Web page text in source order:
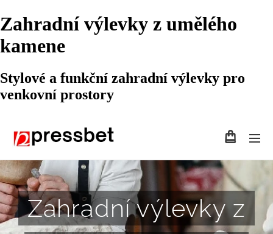
Zahradní výlevky z umělého
kamene
Stylové a funkční zahradní výlevky pro
venkovní prostory
Zahradní výlevky z